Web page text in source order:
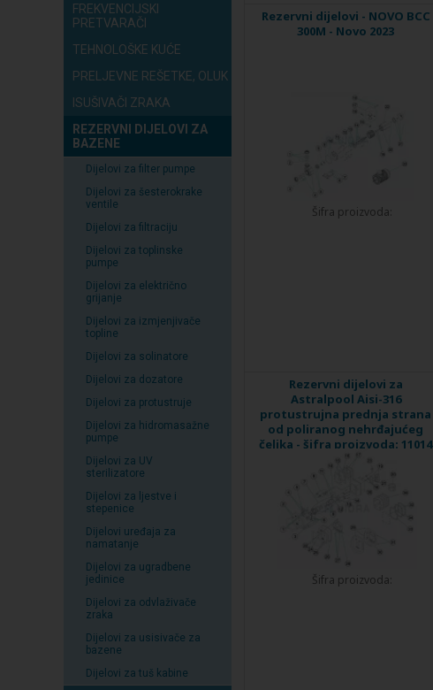
FREKVENCIJSKI
PRETVARAČI
TEHNOLOŠKE KUĆE
PRELJEVNE REŠETKE, OLUK
ISUŠIVAČI ZRAKA
REZERVNI DIJELOVI ZA
BAZENE
Dijelovi za filter pumpe
Dijelovi za šesterokrake
ventile
Dijelovi za filtraciju
Dijelovi za toplinske
pumpe
Dijelovi za električno
grijanje
Dijelovi za izmjenjivače
topline
Dijelovi za solinatore
Dijelovi za dozatore
Dijelovi za protustruje
Dijelovi za hidromasažne
pumpe
Dijelovi za UV
sterilizatore
Dijelovi za ljestve i
stepenice
Dijelovi uređaja za
namatanje
Dijelovi za ugradbene
jedinice
Dijelovi za odvlaživače
zraka
Dijelovi za usisivače za
bazene
Dijelovi za tuš kabine
Rezervni dijelovi - NOVO BCC
300M - Novo 2023
Šifra proizvoda:
Rezervni dijelovi za
Astralpool Aisi-316
protustrujna prednja strana
od poliranog nehrđajućeg
čelika - šifra proizvoda: 11014
Šifra proizvoda: